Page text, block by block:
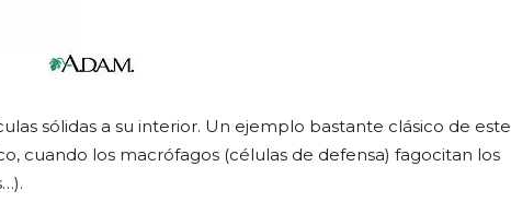
sólidas a su interior. Un ejemplo bastante clásico de este
cuando los macrófagos (células de defensa) fagocitan los